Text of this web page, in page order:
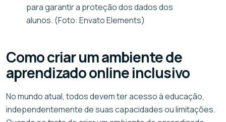
para garantir a proteção dos dados dos
alunos. (Foto: Envato Elements)
Como criar um ambiente de
aprendizado online inclusivo
No mundo atual, todos devem ter acesso à educação,
independentemente de suas capacidades ou limitações.